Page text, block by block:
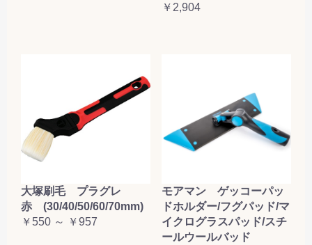
￥2,904
大塚刷毛 プラグレ
赤 (30/40/50/60/70mm)
￥550 ～ ￥957
モアマン ゲッコーパッ
ドホルダー/フグパッド/マ
イクログラスパッド/スチ
ールウールバッド